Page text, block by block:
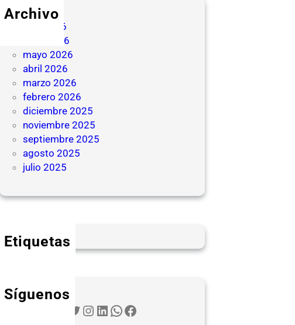
Archivo
julio 2026
junio 2026
mayo 2026
abril 2026
marzo 2026
febrero 2026
diciembre 2025
noviembre 2025
septiembre 2025
agosto 2025
julio 2025
Etiquetas
Síguenos
Instagram LinkedIn WhatsApp Facebook